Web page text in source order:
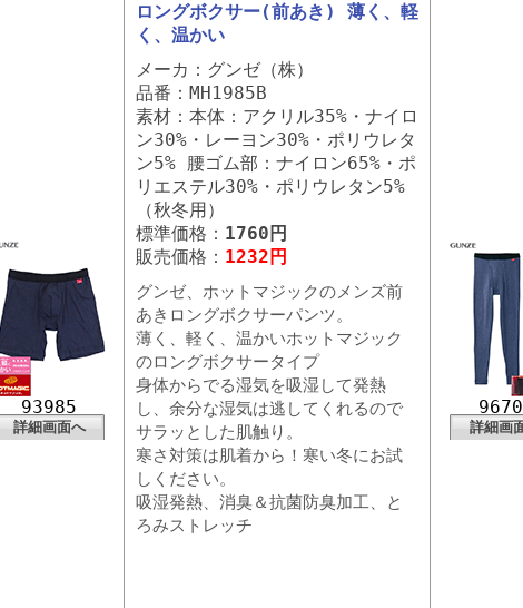
93985
詳細画面へ
ロングボクサー(前あき) 薄く、軽
く、温かい
メーカ：グンゼ（株）
品番：MH1985B
素材：本体：アクリル35%・ナイロ
ン30%・レーヨン30%・ポリウレタ
ン5% 腰ゴム部：ナイロン65%・ポ
リエステル30%・ポリウレタン5%
（秋冬用）
標準価格： 1760円
販売価格： 1232円
グンゼ、ホットマジックのメンズ前
あきロングボクサーパンツ。
薄く、軽く、温かいホットマジック
のロングボクサータイプ
身体からでる湿気を吸湿して発熱
し、余分な湿気は逃してくれるので
サラッとした肌触り。
寒さ対策は肌着から！寒い冬にお試
しください。
吸湿発熱、消臭＆抗菌防臭加工、と
ろみストレッチ
詳細画